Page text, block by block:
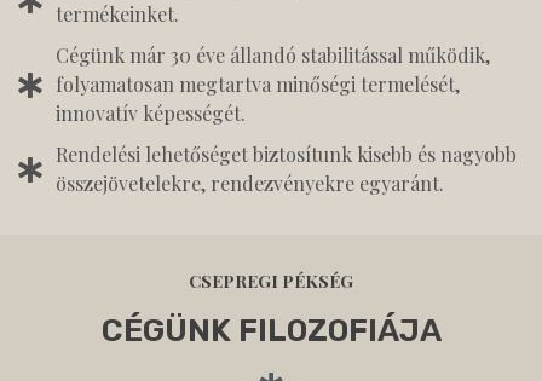
termékeinket.
Cégünk már 30 éve állandó stabilitással működik,
folyamatosan megtartva minőségi termelését,
innovatív képességét.
Rendelési lehetőséget biztosítunk kisebb és nagyobb
összejövetelekre, rendezvényekre egyaránt.
CSEPREGI PÉKSÉG
CÉGÜNK FILOZOFIÁJA